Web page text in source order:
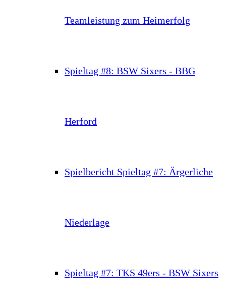
Teamleistung zum Heimerfolg
Spieltag #8: BSW Sixers - BBG
Herford
Spielbericht Spieltag #7: Ärgerliche
Niederlage
Spieltag #7: TKS 49ers - BSW Sixers